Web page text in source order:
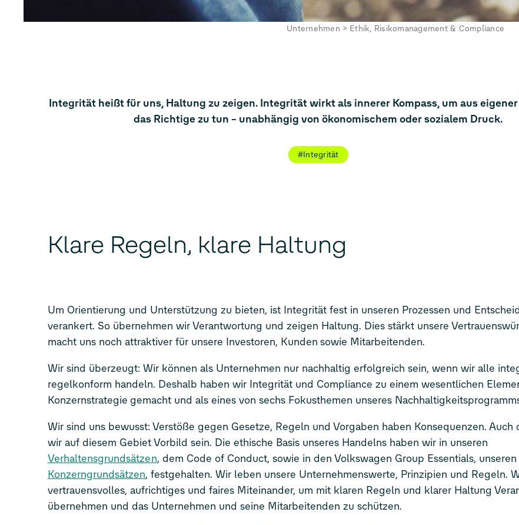
Unternehmen > Ethik, Risikomanagement & Compliance
Integrität heißt für uns, Haltung zu zeigen. Integrität wirkt als innerer Kompass, um aus
das Richtige zu tun – unabhängig von ökonomischem oder sozialem Druck.
#Integrität
Klare Regeln, klare Haltung
Um Orientierung und Unterstützung zu bieten, ist Integrität fest in unseren Prozessen und
verankert. So übernehmen wir Verantwortung und zeigen Haltung. Dies stärkt unsere
macht uns noch attraktiver für unsere Investoren, Kunden sowie Mitarbeitenden.
Wir sind überzeugt: Wir können als Unternehmen nur nachhaltig erfolgreich sein, wenn wir alle
regelkonform handeln. Deshalb haben wir Integrität und Compliance zu einem wesentlichen
Konzernstrategie gemacht und als eines von sechs Fokusthemen unseres
Wir sind uns bewusst: Verstöße gegen Gesetze, Regeln und Vorgaben haben Konsequenzen. Auch
wir auf diesem Gebiet Vorbild sein. Die ethische Basis unseres Handelns haben wir in unseren
Verhaltensgrundsätzen, dem Code of Conduct, sowie in den Volkswagen Group Essentials, unseren
Konzerngrundsätzen, festgehalten. Wir leben unsere Unternehmenswerte, Prinzipien und Regeln.
vertrauensvolles, aufrichtiges und faires Miteinander, um mit klaren Regeln und klarer Haltung
übernehmen und das Unternehmen und seine Mitarbeitenden zu schützen.